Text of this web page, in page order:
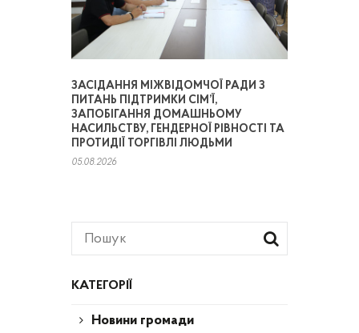
КАТЕГОРІЇ
Новини громади
ЗАСІДАННЯ МІЖВІДОМЧОЇ РАДИ З
ПИТАНЬ ПІДТРИМКИ СІМ’Ї,
ЗАПОБІГАННЯ ДОМАШНЬОМУ
НАСИЛЬСТВУ, ГЕНДЕРНОЇ РІВНОСТІ ТА
ПРОТИДІЇ ТОРГІВЛІ ЛЮДЬМИ
05.08.2026